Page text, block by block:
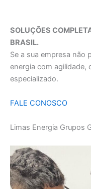
SOLUÇÕES
BRASIL.
Se a sua empresa não
energia com agilidade,
especializado.
FALE CONOSCO
Limas Energia Grupos